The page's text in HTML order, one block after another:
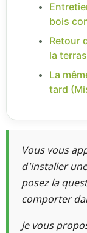
bois
Retour
la
La
tard
Vous vous
d'installer
posez la
comporter
Je vous